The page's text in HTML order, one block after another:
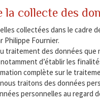
la collecte des
collectées dans le cadre
Philippe Fournier.
traitement des données
d’établir les
complète sur le
traitons des données
personnelles au regard